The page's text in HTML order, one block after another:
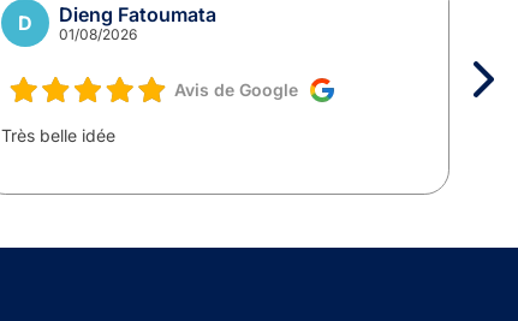
D Dieng Fatoumata
01/08/2026
Avis de Google
Très belle idée